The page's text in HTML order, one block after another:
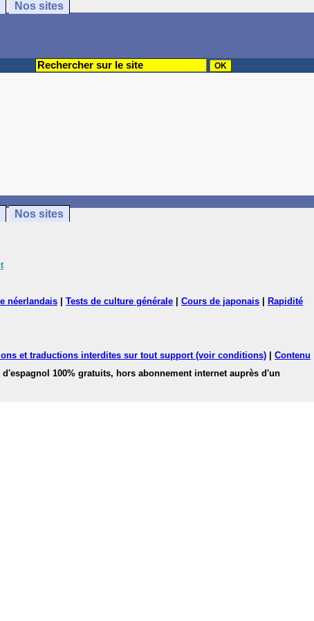
Nos sites
Nos sites
néerlandais Tests de culture générale Cours de japonais
Rapidité
et traductions interdites sur tout support (voir conditions)
Contenu
d'espagnol 100% gratuits, hors abonnement internet auprès d'un